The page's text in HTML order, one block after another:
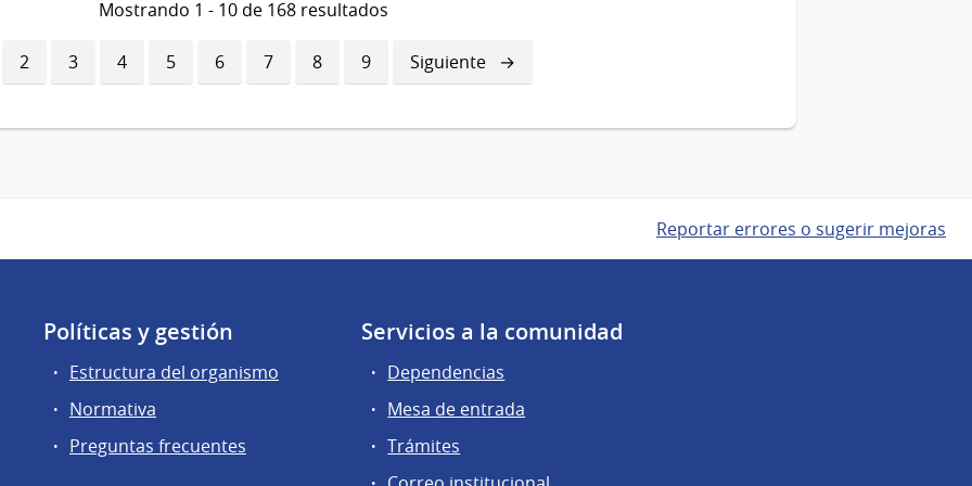
Mostrando 1 - 10 de 168 resultados
Página
2 Página
3 Página
4 Página
5 Página
6 Página
7 Página
8 Página
9
Siguiente
página
Siguiente
Reportar errores o sugerir mejoras
Políticas y gestión
Estructura del organismo
Normativa
Preguntas frecuentes
Servicios a la comunidad
Dependencias
Mesa de entrada
Trámites